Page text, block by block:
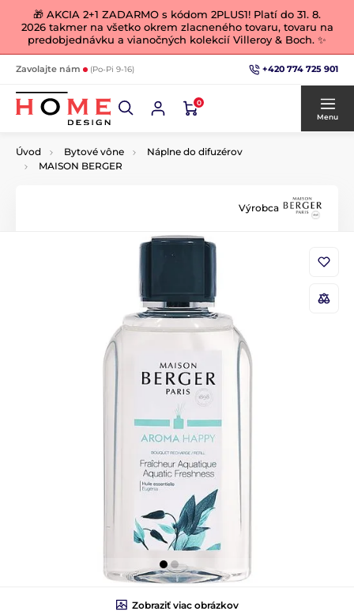
🎁 AKCIA 2+1 ZADARMO s kódom 2PLUS1! Platí do 31. 8.
2026 takmer na všetko okrem zlacneného tovaru, tovaru na
predobjednávku a vianočných kolekcií Villeroy & Boch. ✨
Zavolajte nám (Po-Pi 9-16) +420 774 725 901
0
Menu
Úvod Bytové vône
Náplne do difuzérov
MAISON BERGER
Výrobca
Zobraziť viac obrázkov